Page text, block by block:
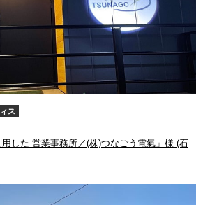
ス
用した 営業事務所／(株)つなごう電氣」様 (石